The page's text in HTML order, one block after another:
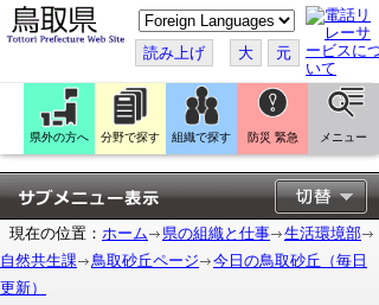
こ
の
ペ
ー
ジ
翻
訳
す
る
読み上げ 大 元
県外の方へ 分野で探す 組織で探す 防災 緊急 メニュー
現在の位置： ホーム 県の組織と仕事
生活環境部
自然共生課
鳥取砂丘ページ
今日の鳥取砂丘（毎日
更新）